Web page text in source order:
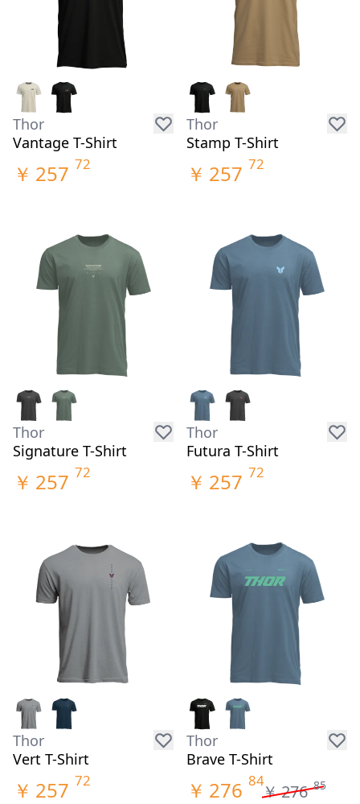
Thor
Vantage T-Shirt
￥ 257 72
Thor
Stamp T-Shirt
￥ 257 72
Thor
Signature T-Shirt
￥ 257 72
Thor
Futura T-Shirt
￥ 257 72
Thor
Vert T-Shirt
￥ 257 72
Thor
Brave T-Shirt
￥ 276 84
￥276 85